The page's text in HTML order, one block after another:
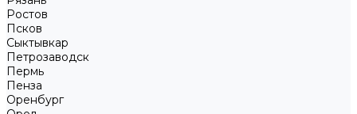
Ростов
Псков
Сыктывкар
Петрозаводск
Пермь
Пенза
Оренбург